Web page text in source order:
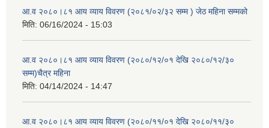
आ.व २०८०।८१ आय व्याय विवरण (२०८१/०२/३२ सम्म ) जेठ महिना सम्मको
मिति: 06/16/2024 - 15:03
आ.व २०८०।८१ आय व्याय विवरण (२०८०/१२/०१ देखि २०८०/१२/३०
सम्म)चैत्र महिना
मिति: 04/14/2024 - 14:47
आ.व २०८०।८१ आय व्याय विवरण (२०८०/११/०१ देखि २०८०/११/३०